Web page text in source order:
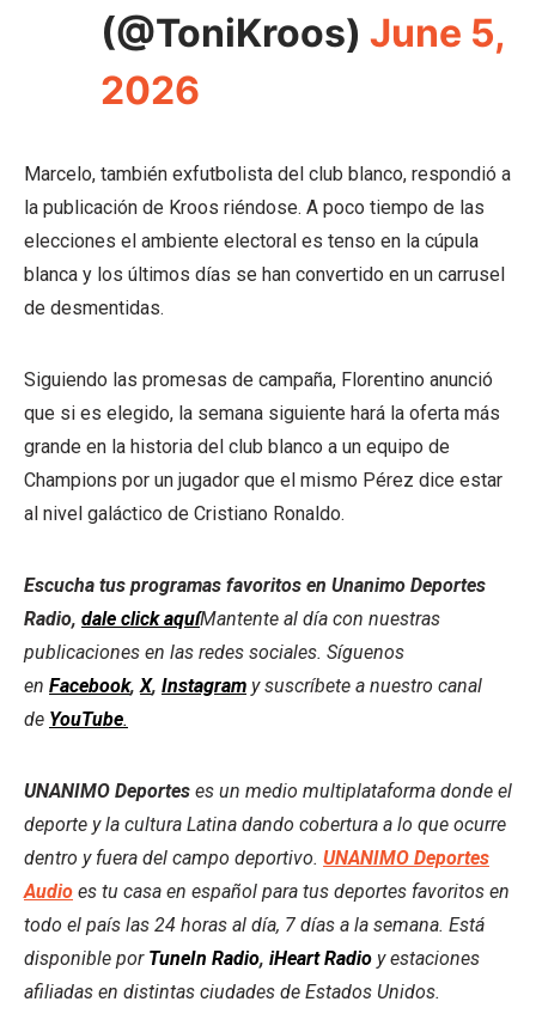
(@ToniKroos) June 5,
2026
Marcelo, también exfutbolista del club blanco, respondió a
la publicación de Kroos riéndose. A poco tiempo de las
elecciones el ambiente electoral es tenso en la cúpula
blanca y los últimos días se han convertido en un carrusel
de desmentidas.
Siguiendo las promesas de campaña, Florentino anunció
que si es elegido, la semana siguiente hará la oferta más
grande en la historia del club blanco a un equipo de
Champions por un jugador que el mismo Pérez dice estar
al nivel galáctico de Cristiano Ronaldo.
Escucha tus programas favoritos en Unanimo Deportes
Radio, dale click aquíMantente al día con nuestras
publicaciones en las redes sociales. Síguenos
en Facebook,X, Instagram y suscríbete a nuestro canal
de YouTube.
UNANIMO Deportes es un medio multiplataforma donde el
deporte y la cultura Latina dando cobertura a lo que ocurre
dentro y fuera del campo deportivo. UNANIMO Deportes
Audio es tu casa en español para tus deportes favoritos en
todo el país las 24 horas al día, 7 días a la semana. Está
disponible por TuneIn Radio, iHeart Radio y estaciones
afiliadas en distintas ciudades de Estados Unidos.